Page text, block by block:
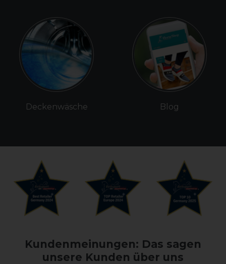
Deckenwäsche Blog
Kundenmeinungen: Das sagen
unsere Kunden über uns